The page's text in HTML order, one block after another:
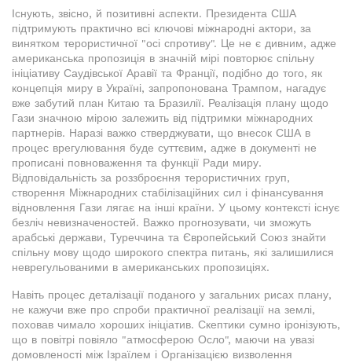
Існують, звісно, й позитивні аспекти. Президента США
підтримують практично всі ключові міжнародні актори, за
винятком терористичної "осі спротиву". Це не є дивним, адже
американська пропозиція в значній мірі повторює спільну
ініціативу Саудівської Аравії та Франції, подібно до того, як
концепція миру в Україні, запропонована Трампом, нагадує
вже забутий план Китаю та Бразилії. Реалізація плану щодо
Гази значною мірою залежить від підтримки міжнародних
партнерів. Наразі важко стверджувати, що внесок США в
процес врегулювання буде суттєвим, адже в документі не
прописані повноваження та функції Ради миру.
Відповідальність за роззброєння терористичних груп,
створення Міжнародних стабілізаційних сил і фінансування
відновлення Гази лягає на інші країни. У цьому контексті існує
безліч невизначеностей. Важко прогнозувати, чи зможуть
арабські держави, Туреччина та Європейський Союз знайти
спільну мову щодо широкого спектра питань, які залишилися
неврегульованими в американських пропозиціях.
Навіть процес деталізації поданого у загальних рисах плану,
не кажучи вже про спроби практичної реалізації на землі,
поховав чимало хороших ініціатив. Скептики сумно іронізують,
що в повітрі повіяло "атмосферою Осло", маючи на увазі
домовленості між Ізраїлем і Організацією визволення